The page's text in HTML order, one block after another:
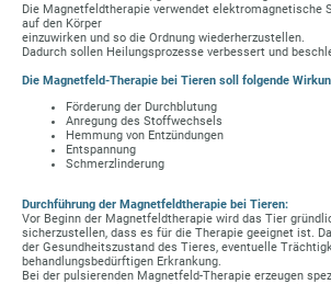
Die Magnetfeldtherapie verwendet elektromagnetische
auf den Körper
einzuwirken und so die Ordnung wiederherzustellen.
Dadurch sollen Heilungsprozesse verbessert und
Die Magnetfeld-Therapie bei Tieren soll folgende
Förderung der Durchblutung
Anregung des Stoffwechsels
Hemmung von Entzündungen
Entspannung
Schmerzlinderung
Durchführung der Magnetfeldtherapie bei Tieren:
Vor Beginn der Magnetfeldtherapie wird das Tier
sicherzustellen, dass es für die Therapie geeignet ist.
der Gesundheitszustand des Tieres, eventuelle
behandlungsbedürftigen Erkrankung.
Bei der pulsierenden Magnetfeld-Therapie erzeugen